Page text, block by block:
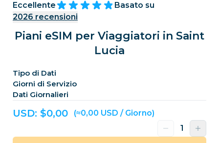
Eccellente
Basato su
2026 recensioni
Piani eSIM per Viaggiatori in Saint
Lucia
Tipo di Dati
Giorni di Servizio
Dati Giornalieri
USD: $0,00 (≈0,00 USD / Giorno)